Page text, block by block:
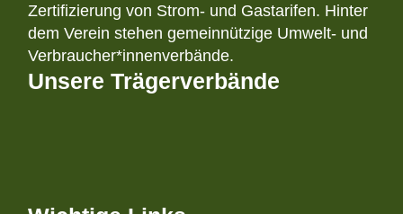
Zertifizierung von Strom- und Gastarifen. Hinter
dem Verein stehen gemeinnützige Umwelt- und
Verbraucher*innenverbände.
Unsere Trägerverbände